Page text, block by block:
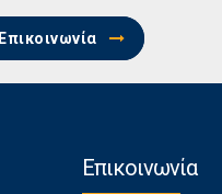
Επικοινωνία
Επικοινωνία